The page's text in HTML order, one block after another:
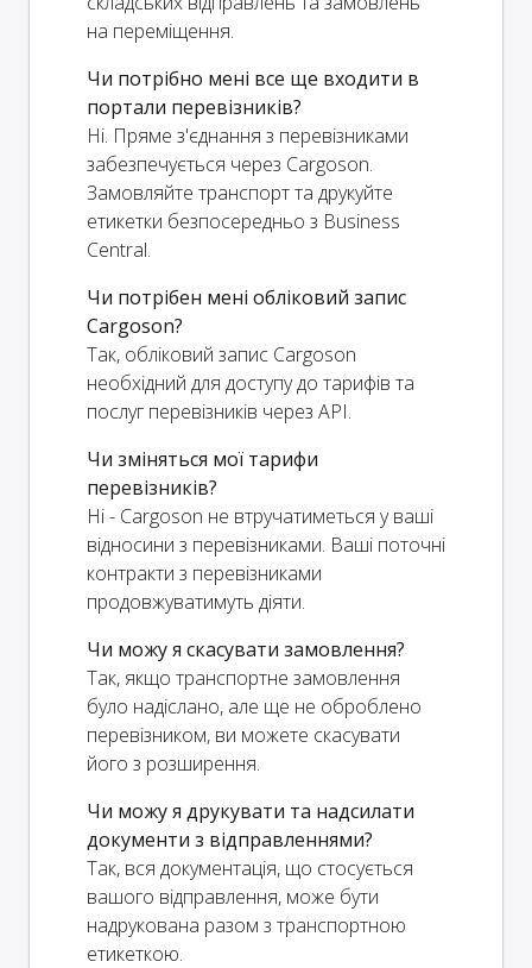
на переміщення.
Чи потрібно мені все ще входити в
портали перевізників?
Ні. Пряме з'єднання з перевізниками
забезпечується через Cargoson.
Замовляйте транспорт та друкуйте
етикетки безпосередньо з Business
Central.
Чи потрібен мені обліковий запис
Cargoson?
Так, обліковий запис Cargoson
необхідний для доступу до тарифів та
послуг перевізників через API.
Чи зміняться мої тарифи
перевізників?
Ні - Cargoson не втручатиметься у ваші
відносини з перевізниками. Ваші поточні
контракти з перевізниками
продовжуватимуть діяти.
Чи можу я скасувати замовлення?
Так, якщо транспортне замовлення
було надіслано, але ще не оброблено
перевізником, ви можете скасувати
його з розширення.
Чи можу я друкувати та надсилати
документи з відправленнями?
Так, вся документація, що стосується
вашого відправлення, може бути
надрукована разом з транспортною
етикеткою.